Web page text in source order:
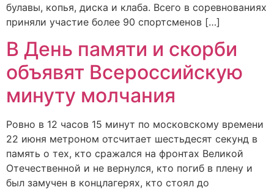
булавы, копья, диска и клаба. Всего в соревнованиях
приняли участие более 90 спортсменов […]
В День памяти и скорби
объявят Всероссийскую
минуту молчания
Ровно в 12 часов 15 минут по московскому времени
22 июня метроном отсчитает шестьдесят секунд в
память о тех, кто сражался на фронтах Великой
Отечественной и не вернулся, кто погиб в плену и
был замучен в концлагерях, кто стоял до